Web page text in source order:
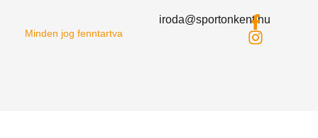
Minden jog fenntartva
iroda@sportonkent.hu